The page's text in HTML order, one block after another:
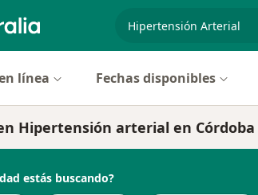
especialidad,
línea Fechas disponibles
Hipertensión arterial en Córdoba
estás buscando?